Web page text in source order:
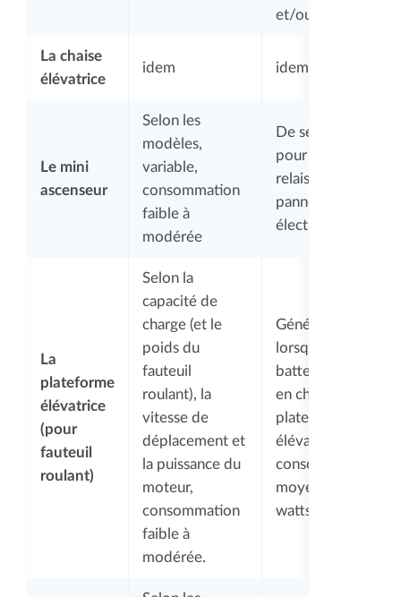
et/ou en bas)
La chaise
élévatrice
idem idem
Le mini
ascenseur
Selon les
modèles,
variable,
consommation
faible à
modérée
De secours
pour prendre le
relais en cas de
panne
électrique
La
plateforme
élévatrice
(pour
fauteuil
roulant)
Selon la
capacité de
charge (et le
poids du
fauteuil
roulant), la
vitesse de
déplacement et
la puissance du
moteur,
consommation
faible à
modérée.
Généralement,
lorsque les
batteries sont
en charge, la
plateforme
élévatrice
consomme en
moyenne 80
watts.